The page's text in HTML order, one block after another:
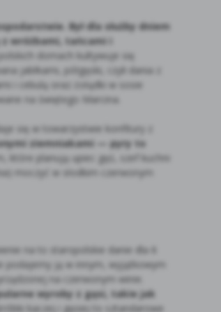
Był dla służby dniem
wróżbami, tańcami i
domach kultywuje się
jabłkami, półgęski, czyli dania z
i cebulą oraz żołądki w sosie
na świętego Marcina.
się w towarzystwie konfitury z
ziemniakami — pyry to
które planują upiec gęś, szef kuchni
moczyć w słodkim czerwonym
na to staropolskie danie dla 6
podajemy ją w innym, wyjątkowym
na czerwonym winie.
wyroby z gęsi, takie jak
kaczej i gęsiej to sztandarowe